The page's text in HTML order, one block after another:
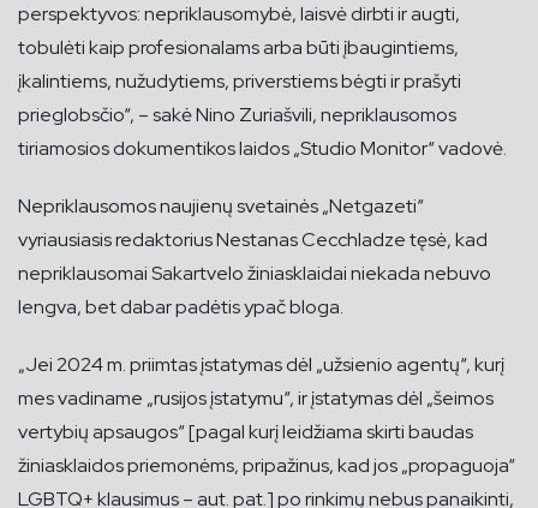
perspektyvos: nepriklausomybė, laisvė dirbti ir augti,
tobulėti kaip profesionalams arba būti įbaugintiems,
įkalintiems, nužudytiems, priverstiems bėgti ir prašyti
prieglobsčio“, – sakė Nino Zuriašvili, nepriklausomos
tiriamosios dokumentikos laidos „Studio Monitor“ vadovė.
Nepriklausomos naujienų svetainės „Netgazeti“
vyriausiasis redaktorius Nestanas Cecchladze tęsė, kad
nepriklausomai Sakartvelo žiniasklaidai niekada nebuvo
lengva, bet dabar padėtis ypač bloga.
„Jei 2024 m. priimtas įstatymas dėl „užsienio agentų“, kurį
mes vadiname „rusijos įstatymu“, ir įstatymas dėl „šeimos
vertybių apsaugos“ [pagal kurį leidžiama skirti baudas
žiniasklaidos priemonėms, pripažinus, kad jos „propaguoja“
LGBTQ+ klausimus – aut. pat.] po rinkimų nebus panaikinti,